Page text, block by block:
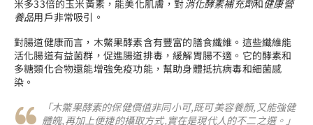
米多33倍的玉米黃素，能美化肌膚，對消化酵素補充劑和健康營
養品用戶非常吸引。
對腸道健康而言，木鱉果酵素含有豐富的膳食纖維。這些纖維能
活化腸道有益菌群，促進腸道排毒，緩解胃腸不適。它的酵素和
多糖類化合物還能增強免疫功能，幫助身體抵抗病毒和細菌感
染。
「木鱉果酵素的保健價值非同小可,既可美容養顏,又能強健
體魄,再加上便捷的攝取方式,實在是現代人的不二之選。」